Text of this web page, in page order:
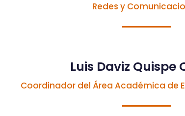
Redes y
Luis Daviz Quispe
Coordinador del Área Académica de